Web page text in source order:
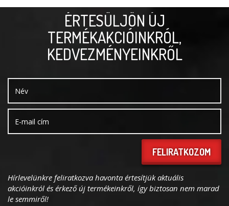
ÉRTESÜLJÖN ÚJ
TERMÉKAKCIÓINKRÓL,
KEDVEZMÉNYEINKRŐL
FELIRATKOZOM
Hírlevelünkre feliratkozva havonta értesítjük aktuális
akcióinkról és érkező új termékeinkről, így biztosan nem marad
le semmiről!